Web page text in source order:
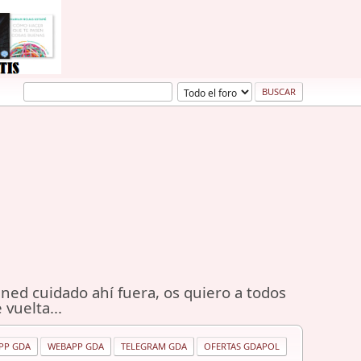
cuidado ahí fuera, os quiero a todos
vuelta...
GDA WEBAPP GDA TELEGRAM GDA OFERTAS GDAPOL